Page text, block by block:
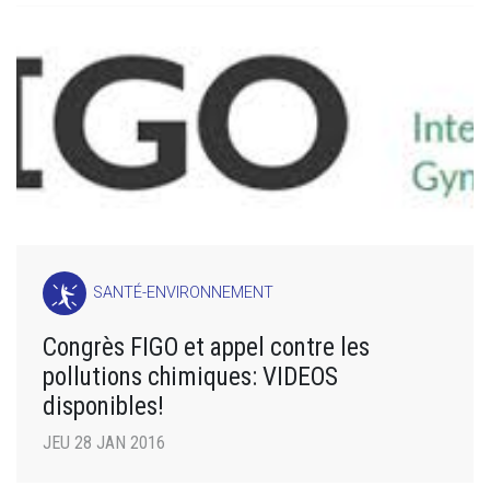
SANTÉ-ENVIRONNEMENT
Congrès FIGO et appel contre les
pollutions chimiques: VIDEOS
disponibles!
JEU 28 JAN 2016